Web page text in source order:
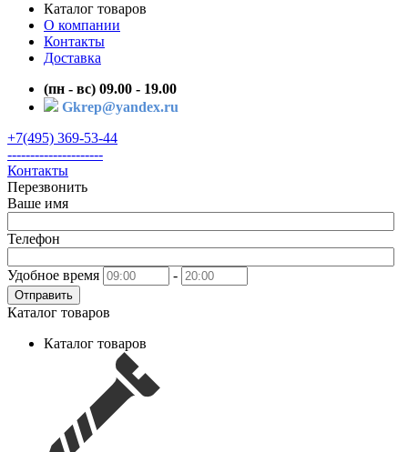
Каталог товаров
О компании
Контакты
Доставка
(пн - вс) 09.00 - 19.00
Gkrep@yandex.ru
+7(495) 369-53-44
---------------------
Контакты
Перезвонить
Ваше имя
Телефон
Удобное время -
Отправить
Каталог товаров
Каталог товаров